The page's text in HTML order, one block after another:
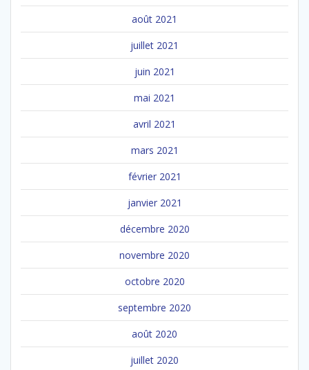
août 2021
juillet 2021
juin 2021
mai 2021
avril 2021
mars 2021
février 2021
janvier 2021
décembre 2020
novembre 2020
octobre 2020
septembre 2020
août 2020
juillet 2020